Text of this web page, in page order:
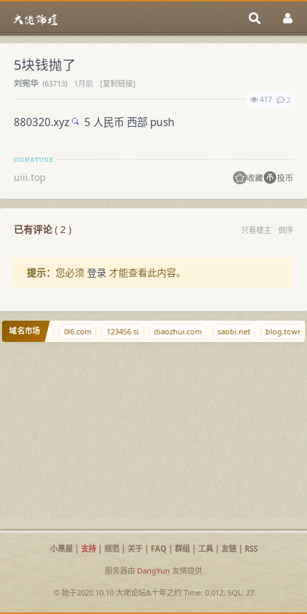
5块钱抛了
刘宪华 (63713) 1月前
[复制链接]
417
2
880320.xyz 5 人民币 西部 push
uiii.top 收藏 投币
已有评论( 2 ) 只看楼主 倒序
提示： 您必须 登录 才能查看此内容。
域名市场
xiaojiba.com 0l6.com 123456.si diaozhui.com saobi.net blog.town
小黑屋| 支持| 规范| 关于| FAQ| 群组| 工具| 友链| RSS
服务器由 DangYun 友情提供
© 始于2020.10.10 大佬论坛&十年之约Time: 0.012, SQL: 27